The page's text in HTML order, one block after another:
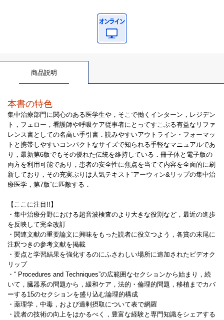
商品説明
本書の特色
集中治療部門に関心のある医学生や，そこで働くインターン，レジデン
ト，フェロー，看護師や呼吸ケア従事者にとってすこぶる有益なリファ
レンス書としての名高い手引書．読みやすいアウトライン・フォーマッ
トと携帯しやすいコンパクトなサイズで知られる手軽なマニュアルであ
り，最新第6版でもその優れた伝統を維持している．冊子体と電子版の
両方を利用可能であり，患者の安全性に焦点を当てて内容を全面的に刷
新しており，その充実ぶりは人気テキスト“アーウィン&リップの集中治
療医学，第7版”に匹敵する．
【ここに注目!!】
・集中治療分野における超音波検査のより大きな役割など，最近の進歩
を反映して完全改訂
・関連文献の重要論文に興味をもった読者に役立つよう，各賞の末尾に
注釈つきの参考文献を掲載
・要点と学習結果を強化するのにふさわしい場所に追加されたビデオク
リップ
・“ Procedures and Techniques”の広範囲なセクションから始まり，続
いて，臓器系の問題から，緩和ケア，法的・倫理的問題，移植までカバ
ーする15のセクションを盛り込む論理的構成
・薬理学，中毒，および過剰摂取について表で網羅
・読者の技術の向上をはかるべく，豊富な経験と専門知識をシェアする